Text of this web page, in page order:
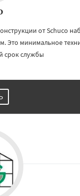
от Schuco
Это минимальное
срок службы